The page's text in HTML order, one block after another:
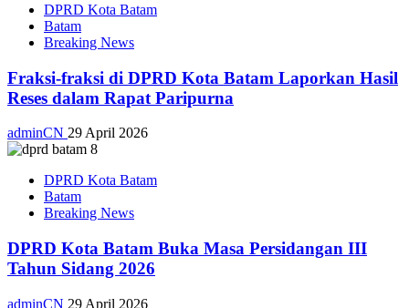
DPRD Kota Batam
Batam
Breaking News
Fraksi-fraksi di DPRD Kota Batam Laporkan Hasil
Reses dalam Rapat Paripurna
adminCN 29 April 2026
DPRD Kota Batam
Batam
Breaking News
DPRD Kota Batam Buka Masa Persidangan III
Tahun Sidang 2026
adminCN 29 April 2026